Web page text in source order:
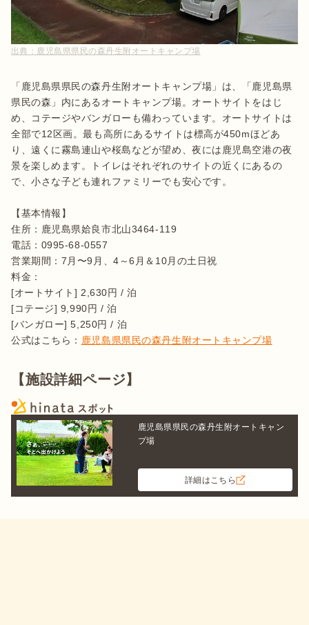
出典： 鹿児島県県民の森丹生附オートキャンプ場
「鹿児島県県民の森丹生附オートキャンプ場」は、「鹿児島県
県民の森」内にあるオートキャンプ場。オートサイトをはじ
め、コテージやバンガローも備わっています。オートサイトは
全部で12区画。最も高所にあるサイトは標高が450mほどあ
り、遠くに霧島連山や桜島などが望め、夜には鹿児島空港の夜
景を楽しめます。トイレはそれぞれのサイトの近くにあるの
で、小さな子ども連れファミリーでも安心です。
【基本情報】
住所：鹿児島県姶良市北山3464-119
電話：0995-68-0557
営業期間：7月〜9月、4～6月＆10月の土日祝
料金：
[オートサイト] 2,630円 / 泊
[コテージ] 9,990円 / 泊
[バンガロー] 5,250円 / 泊
公式はこちら： 鹿児島県県民の森丹生附オートキャンプ場
【施設詳細ページ】
鹿児島県県民の森丹生附オートキャン
プ場
詳細はこちら